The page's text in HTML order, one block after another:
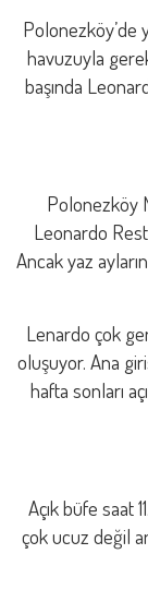
havuzuyla
başında
Polonezköy
Leonardo
Ancak yaz
Lenardo çok
oluşuyor. Ana
hafta sonları
Açık büfe saat
çok ucuz değil